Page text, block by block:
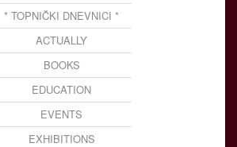
* TOPNIČKI DNEVNICI *
ACTUALLY
BOOKS
EDUCATION
EVENTS
EXHIBITIONS